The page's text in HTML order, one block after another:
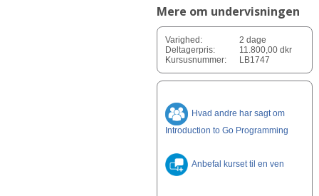
Mere om undervisningen
Varighed:
2 dage
Deltagerpris:
11.800,00 dkr
Kursusnummer:
LB1747
Hvad andre har sagt om
Introduction to Go Programming
Anbefal kurset til en ven